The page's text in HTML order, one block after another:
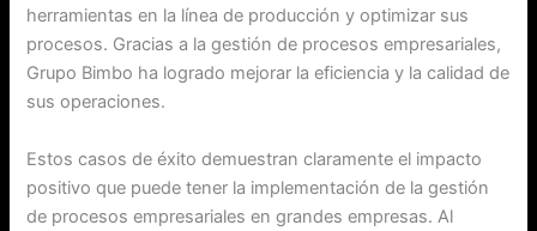
herramientas en la línea de producción y optimizar sus
procesos. Gracias a la gestión de procesos empresariales,
Grupo Bimbo ha logrado mejorar la eficiencia y la calidad de
sus operaciones.
Estos casos de éxito demuestran claramente el impacto
positivo que puede tener la implementación de la gestión
de procesos empresariales en grandes empresas. Al